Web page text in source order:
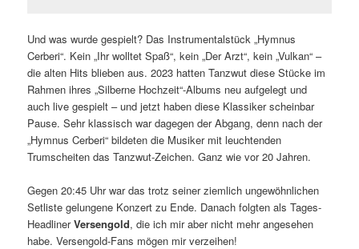
Und was wurde gespielt? Das Instrumentalstück „Hymnus
Cerberi“. Kein „Ihr wolltet Spaß“, kein „Der Arzt“, kein „Vulkan“ –
die alten Hits blieben aus. 2023 hatten Tanzwut diese Stücke im
Rahmen ihres „Silberne Hochzeit“-Albums neu aufgelegt und
auch live gespielt – und jetzt haben diese Klassiker scheinbar
Pause. Sehr klassisch war dagegen der Abgang, denn nach der
„Hymnus Cerberi“ bildeten die Musiker mit leuchtenden
Trumscheiten das Tanzwut-Zeichen. Ganz wie vor 20 Jahren.
Gegen 20:45 Uhr war das trotz seiner ziemlich ungewöhnlichen
Setliste gelungene Konzert zu Ende. Danach folgten als Tages-
HeadlinerVersengold, die ich mir aber nicht mehr angesehen
habe. Versengold-Fans mögen mir verzeihen!